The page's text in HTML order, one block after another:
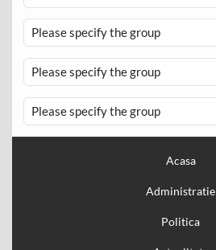
Please specify the group
Please specify the group
Please specify the group
Acasa
Administratie
Politica